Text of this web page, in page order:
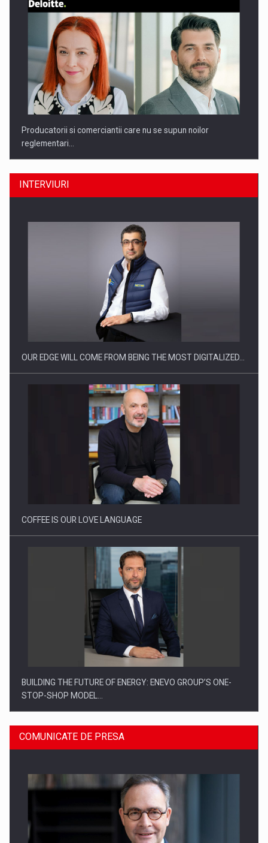
Producatorii si comerciantii care nu se supun noilor
reglementari…
Raport PwC: Industria de media si divertisment din Romania…
Energia fotovoltaica, pilon de stabilitate pentru sistemul
INTERVIURI
OUR EDGE WILL COME FROM BEING THE MOST DIGITALIZED…
COFFEE IS OUR LOVE LANGUAGE
BUILDING THE FUTURE OF ENERGY: ENEVO GROUP’S ONE-
STOP-SHOP MODEL…
COMUNICATE DE PRESA